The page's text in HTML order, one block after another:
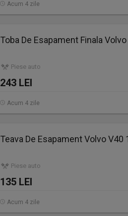
Acum 4 zile
Toba De Esapament Finala
Piese auto
243 LEI
Acum 4 zile
Teava De Esapament Volvo V40
Piese auto
135 LEI
Acum 4 zile